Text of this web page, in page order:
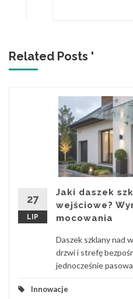
Related Posts '
27
LIP
Jaki daszek
wejściowe?
mocowania
Daszek szklany nad
drzwi i strefę
jednocześnie
Innowacje